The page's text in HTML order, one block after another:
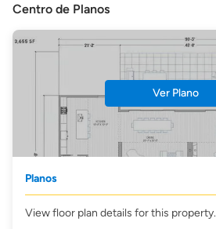
Centro de Planos
Ver Plano
Planos
View floor plan details for this property.